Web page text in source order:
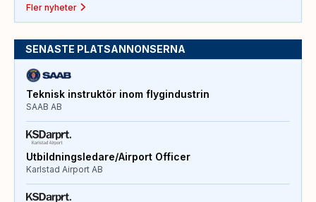
Fler nyheter
SENASTE PLATSANNONSERNA
Teknisk instruktör inom flygindustrin
SAAB AB
Utbildningsledare/Airport Officer
Karlstad Airport AB